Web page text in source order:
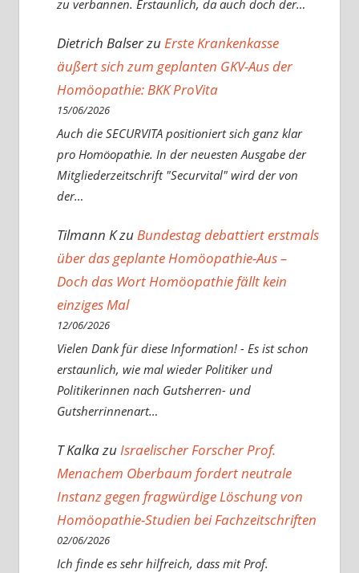
zu verbannen. Erstaunlich, da auch doch der…
Dietrich Balserzu Erste Krankenkasse
äußert sich zum geplanten GKV-Aus der
Homöopathie: BKK ProVita
15/06/2026
Auch die SECURVITA positioniert sich ganz klar
pro Homöopathie. In der neuesten Ausgabe der
Mitgliederzeitschrift "Securvital" wird der von
der…
Tilmann KzuBundestag debattiert erstmals
über das geplante Homöopathie-Aus –
Doch das Wort Homöopathie fällt kein
einziges Mal
12/06/2026
Vielen Dank für diese Information! - Es ist schon
erstaunlich, wie mal wieder Politiker und
Politikerinnen nach Gutsherren- und
Gutsherrinnenart…
T KalkazuIsraelischer Forscher Prof.
Menachem Oberbaum fordert neutrale
Instanz gegen fragwürdige Löschung von
Homöopathie-Studien bei Fachzeitschriften
02/06/2026
Ich finde es sehr hilfreich, dass mit Prof.